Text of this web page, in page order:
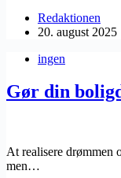
Redaktionen
20. august 2025
ingen
Gør din
At realisere drømmen
men…